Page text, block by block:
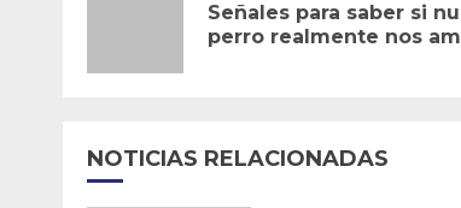
entradas
Señales para saber si
perro realmente nos
NOTICIAS RELACIONADAS